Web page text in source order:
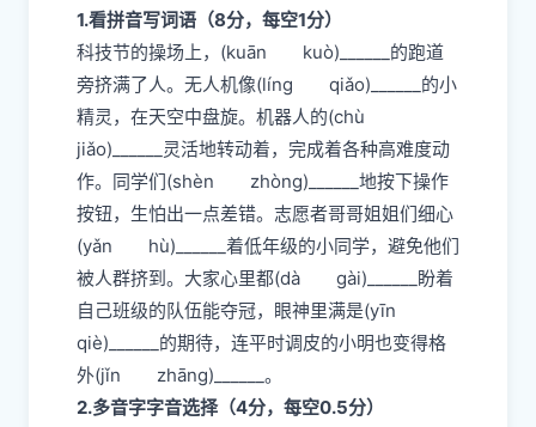
1.看拼音写词语（8分，每空1分）
科技节的操场上，(kuān kuò)______的跑道
旁挤满了人。无人机像(líng qiǎo)______的小
精灵，在天空中盘旋。机器人的(chù
jiǎo)______灵活地转动着，完成着各种高难度动
作。同学们(shèn zhòng)______地按下操作
按钮，生怕出一点差错。志愿者哥哥姐姐们细心
(yǎn hù)______着低年级的小同学，避免他们
被人群挤到。大家心里都(dà gài)______盼着
自己班级的队伍能夺冠，眼神里满是(yīn
qiè)______的期待，连平时调皮的小明也变得格
外(jǐn zhāng)______。
2.多音字字音选择（4分，每空0.5分）